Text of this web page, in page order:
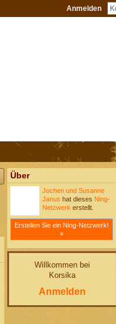
Anmelden
Über
Jochen und Susanne
Janus hat dieses Ning-
Netzwerk erstellt.
Erstellen Sie ein Ning-Netzwerk!
»
Willkommen bei
Korsika
Anmelden